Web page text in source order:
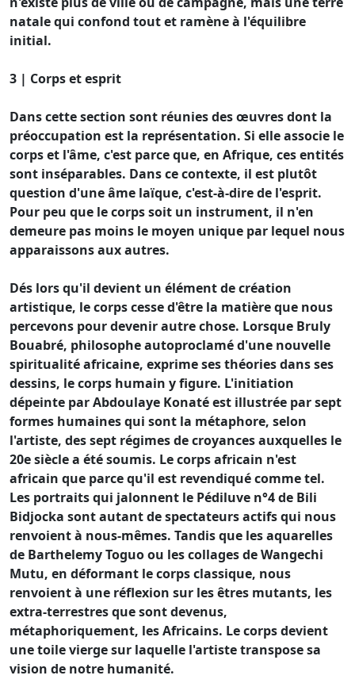
natale qui confond tout et ramène à l'équilibre
initial.
3 | Corps et esprit
Dans cette section sont réunies des œuvres dont la
préoccupation est la représentation. Si elle associe le
corps et l'âme, c'est parce que, en Afrique, ces entités
sont inséparables. Dans ce contexte, il est plutôt
question d'une âme laïque, c'est-à-dire de l'esprit.
Pour peu que le corps soit un instrument, il n'en
demeure pas moins le moyen unique par lequel nous
apparaissons aux autres.
Dés lors qu'il devient un élément de création
artistique, le corps cesse d'être la matière que nous
percevons pour devenir autre chose. Lorsque Bruly
Bouabré, philosophe autoproclamé d'une nouvelle
spiritualité africaine, exprime ses théories dans ses
dessins, le corps humain y figure. L'initiation
dépeinte par Abdoulaye Konaté est illustrée par sept
formes humaines qui sont la métaphore, selon
l'artiste, des sept régimes de croyances auxquelles le
20e siècle a été soumis. Le corps africain n'est
africain que parce qu'il est revendiqué comme tel.
Les portraits qui jalonnent le Pédiluve n°4 de Bili
Bidjocka sont autant de spectateurs actifs qui nous
renvoient à nous-mêmes. Tandis que les aquarelles
de Barthelemy Toguo ou les collages de Wangechi
Mutu, en déformant le corps classique, nous
renvoient à une réflexion sur les êtres mutants, les
extra-terrestres que sont devenus,
métaphoriquement, les Africains. Le corps devient
une toile vierge sur laquelle l'artiste transpose sa
vision de notre humanité.